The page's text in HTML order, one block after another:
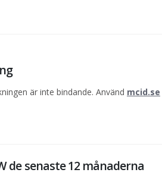
är inte bindande. Använd mcid.se
de senaste 12 månaderna